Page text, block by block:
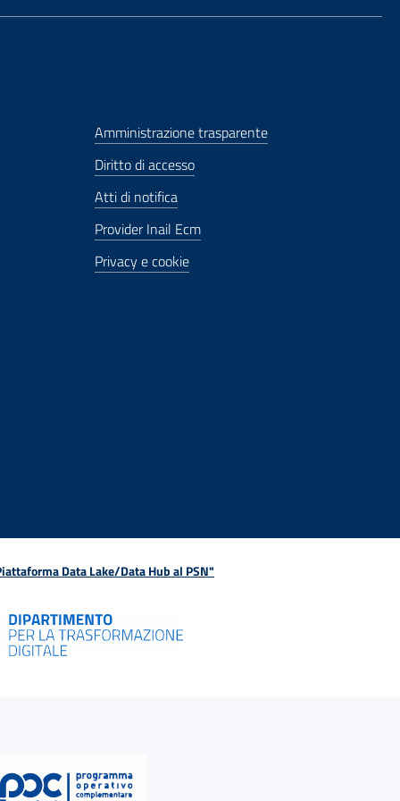
Amministrazione trasparente
Diritto di accesso
Atti di notifica
Provider Inail Ecm
Privacy e cookie
Data Lake/Data Hub al PSN"